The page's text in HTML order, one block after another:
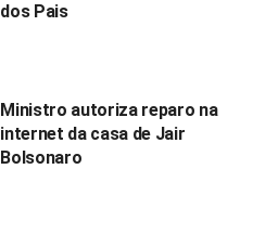
dos Pais
Ministro autoriza reparo na
internet da casa de Jair
Bolsonaro